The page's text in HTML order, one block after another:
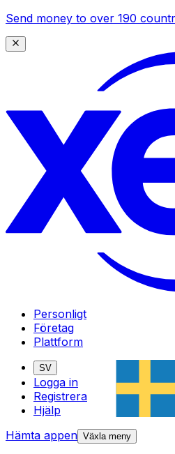
Send money to over 190
Personligt
Företag
Plattform
SV
Logga in
Registrera
Hjälp
Hämta appen Växla meny